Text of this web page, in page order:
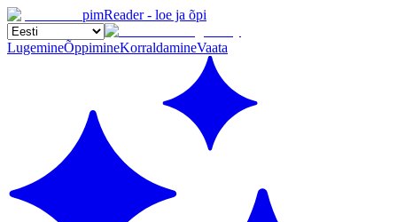
pimReader - loe ja õpi
LugemineÕppimineKorraldamineVaata